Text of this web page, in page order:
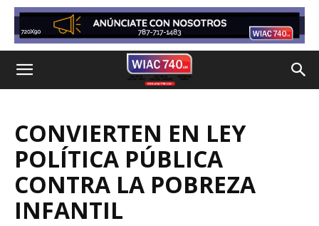
CONVIERTEN EN LEY
POLÍTICA PÚBLICA
CONTRA LA POBREZA
INFANTIL